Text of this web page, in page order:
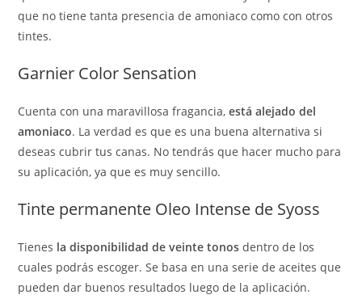
que no tiene tanta presencia de amoniaco como con otros
tintes.
Garnier Color Sensation
Cuenta con una maravillosa fragancia,está alejado del
amoniaco. La verdad es que es una buena alternativa si
deseas cubrir tus canas. No tendrás que hacer mucho para
su aplicación, ya que es muy sencillo.
Tinte permanente Oleo Intense de Syoss
Tienes la disponibilidad de veinte tonos dentro de los
cuales podrás escoger. Se basa en una serie de aceites que
pueden dar buenos resultados luego de la aplicación.